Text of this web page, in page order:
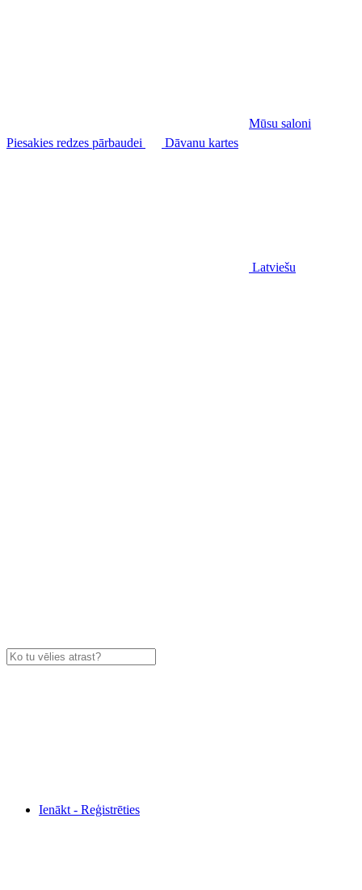
Mūsu saloni
Piesakies redzes pārbaudei
Dāvanu kartes
Latviešu
Ienākt - Reģistrēties